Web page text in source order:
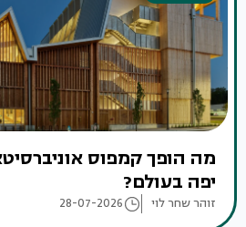
מה הופך קמפוס
יפה בעולם?
זוהר שחר לוי 28-07-2026